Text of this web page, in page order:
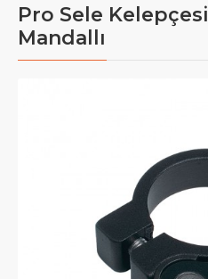
Pro Sele
Mandallı